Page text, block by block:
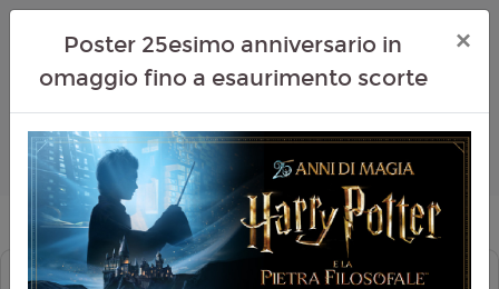
Poster 25esimo anniversario in
omaggio fino a esaurimento scorte
×